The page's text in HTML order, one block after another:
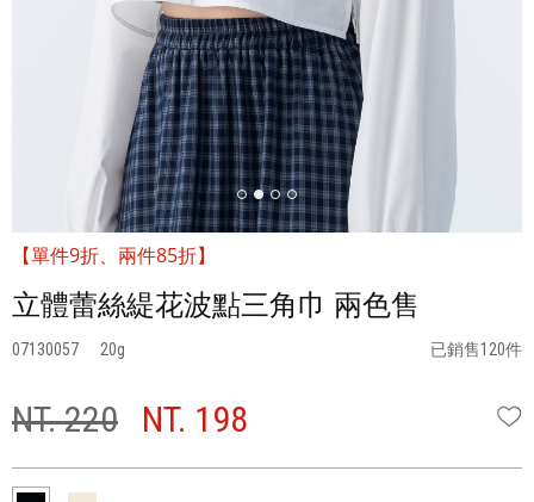
【單件9折、兩件85折】
立體蕾絲緹花波點三角巾 兩色售
07130057 20 已銷售120件
NT. 220 NT. 198